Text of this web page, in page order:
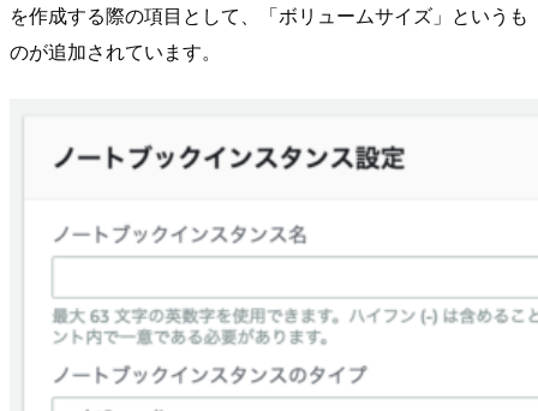
を作成する際の項目として、「ボリュームサイズ」というも
のが追加されています。